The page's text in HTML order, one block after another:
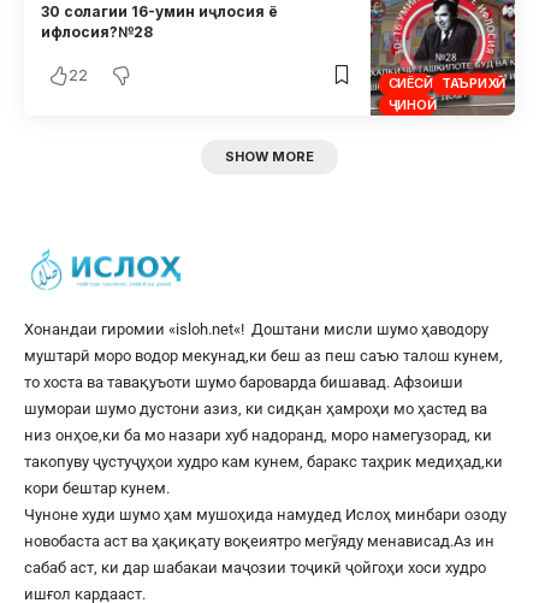
СИЁСӢ
ТАЪРИХӢ
ҶИНОӢ
30 солагии 16-умин иҷлосия ё
ифлосия?№28
22
SHOW MORE
Хонандаи гиромии «isloh.net«! Доштани мисли шумо ҳаводору
муштарӣ моро водор мекунад,ки беш аз пеш саъю талош кунем,
то хоста ва тавақуъоти шумо бароварда бишавад. Афзоиши
шумораи шумо дустони азиз, ки сидқан ҳамроҳи мо ҳастед ва
низ онҳое,ки ба мо назари хуб надоранд, моро намегузорад, ки
такопуву ҷустуҷуҳои худро кам кунем, баракс таҳрик медиҳад,ки
кори бештар кунем.
Чуноне худи шумо ҳам мушоҳида намудед Ислоҳ минбари озоду
новобаста аст ва ҳақиқату воқеиятро мегӯяду менависад.Аз ин
сабаб аст, ки дар шабакаи маҷозии тоҷикӣ ҷойгоҳи хоси худро
ишғол кардааст.